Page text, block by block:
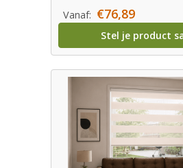
Vanaf: €76,89
Stel je product